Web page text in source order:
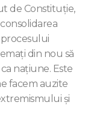
de Constituție,
din nou să
națiune. Este
facem auzite
și